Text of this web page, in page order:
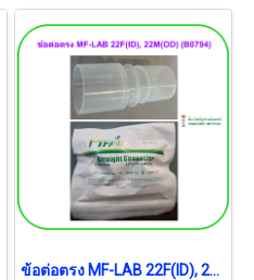
ข้อต่อตรง MF-LAB 22F(ID), 22M(OD) (B0794)